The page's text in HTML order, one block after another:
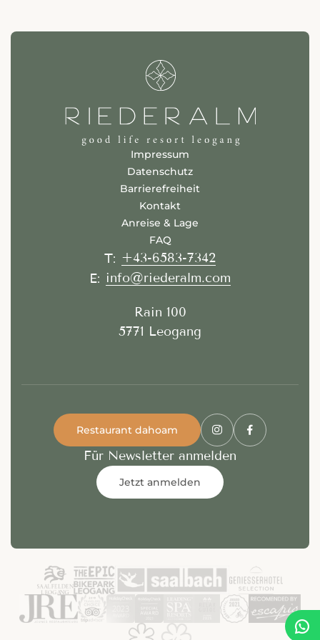

Impressum
Datenschutz
Barrierefreiheit
Kontakt
Anreise & Lage
FAQ
T: +43-6583-7342
E: info@riederalm.com
Rain 100
5771 Leogang
Restaurant dahoam
Für Newsletter anmelden
Jetzt anmelden